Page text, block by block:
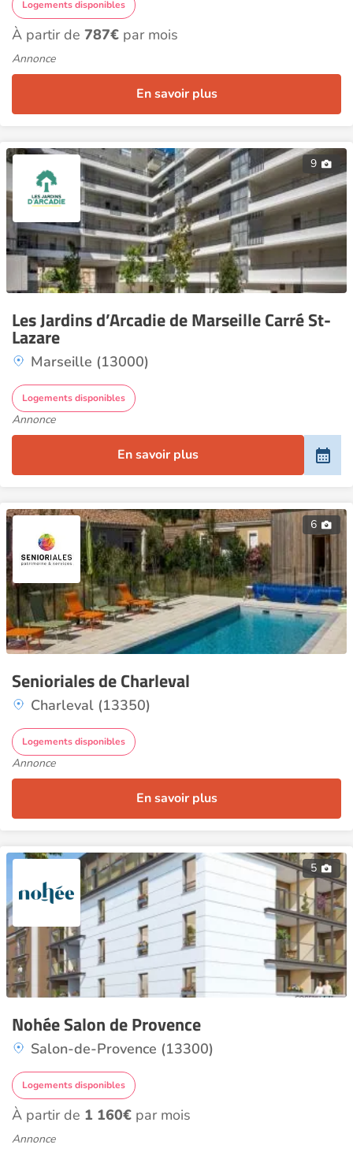
Logements disponibles
À partir de 787€ par mois
Annonce
En savoir plus
9
Les Jardins d’Arcadie de Marseille Carré St-
Lazare
Marseille (13000)
Logements disponibles
Annonce
En savoir plus
6
Senioriales de Charleval
Charleval (13350)
Logements disponibles
Annonce
En savoir plus
5
Nohée Salon de Provence
Salon-de-Provence (13300)
Logements disponibles
À partir de 1 160€ par mois
Annonce